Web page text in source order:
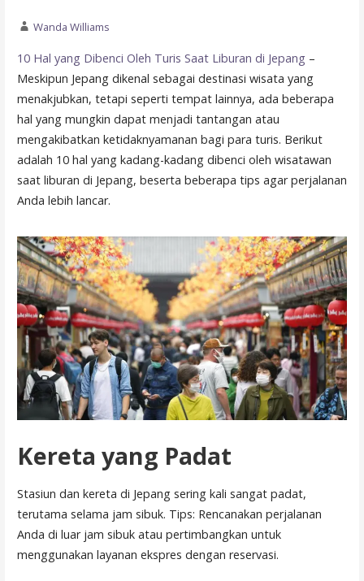
Wanda Williams
10 Hal yang Dibenci Oleh Turis Saat Liburan di Jepang –
Meskipun Jepang dikenal sebagai destinasi wisata yang
menakjubkan, tetapi seperti tempat lainnya, ada beberapa
hal yang mungkin dapat menjadi tantangan atau
mengakibatkan ketidaknyamanan bagi para turis. Berikut
adalah 10 hal yang kadang-kadang dibenci oleh wisatawan
saat liburan di Jepang, beserta beberapa tips agar perjalanan
Anda lebih lancar.
Kereta yang Padat
Stasiun dan kereta di Jepang sering kali sangat padat,
terutama selama jam sibuk. Tips: Rencanakan perjalanan
Anda di luar jam sibuk atau pertimbangkan untuk
menggunakan layanan ekspres dengan reservasi.